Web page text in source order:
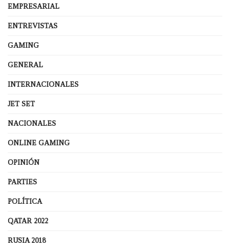
EMPRESARIAL
ENTREVISTAS
GAMING
GENERAL
INTERNACIONALES
JET SET
NACIONALES
ONLINE GAMING
OPINIÓN
PARTIES
POLÍTICA
QATAR 2022
RUSIA 2018